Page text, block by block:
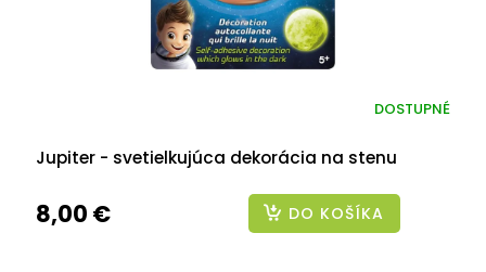
Jupiter - svetielkujúca dekorácia na stenu
DOSTUPNÉ
8,00 € DO KOŠÍKA